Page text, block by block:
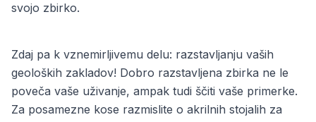
svojo zbirko.
Zdaj pa k vznemirljivemu delu: razstavljanju vaših
geoloških zakladov! Dobro razstavljena zbirka ne le
poveča vaše uživanje, ampak tudi ščiti vaše primerke.
Za posamezne kose razmislite o akrilnih stojalih za